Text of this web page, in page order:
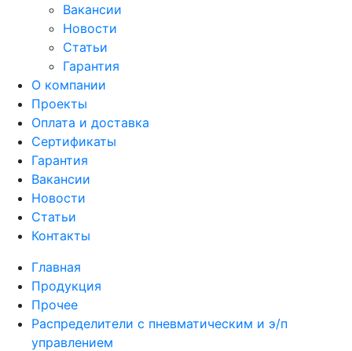
Вакансии
Новости
Статьи
Гарантия
О компании
Проекты
Оплата и доставка
Сертификаты
Гарантия
Вакансии
Новости
Статьи
Контакты
Главная
Продукция
Прочее
Распределители с пневматическим и э/п
управлением